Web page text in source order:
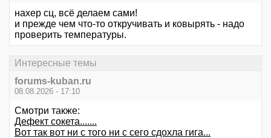
нахер сц, всё делаем сами!
и прежде чем что-то откручивать и ковырять - надо
проверить температуры.
Интересные темы
forums-kuban.ru
08.08.2026 - 17:10
Смотри также:
Дефект сокета.......
Вот так вот ни с того ни с сего сдохла гига...